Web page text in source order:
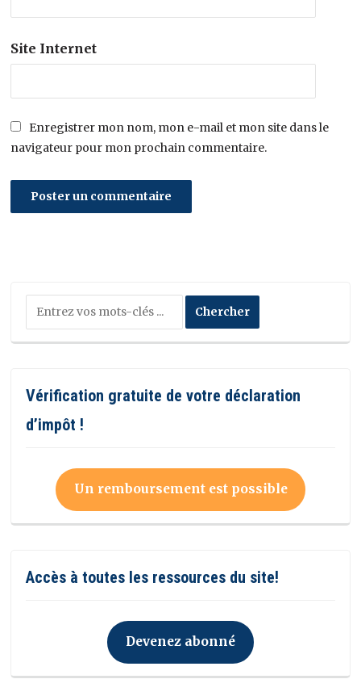
Site Internet
Enregistrer mon nom, mon e-mail et mon site dans le
navigateur pour mon prochain commentaire.
Vérification gratuite de votre déclaration
d’impôt !
Un remboursement est possible
Accès à toutes les ressources du site!
Devenez abonné